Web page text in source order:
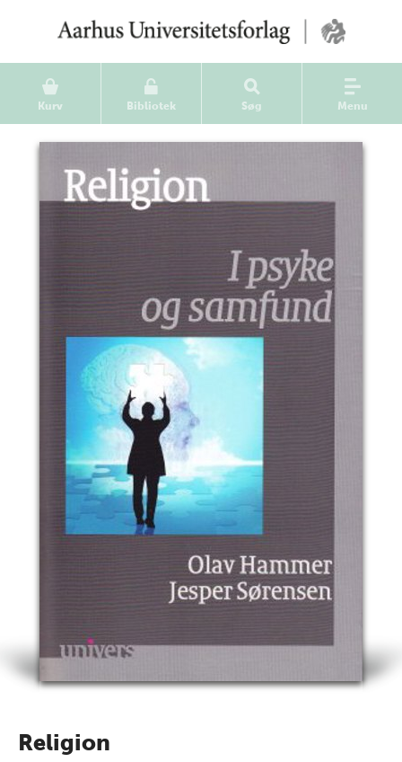
Kurv Bibliotek Søg Menu
Religion